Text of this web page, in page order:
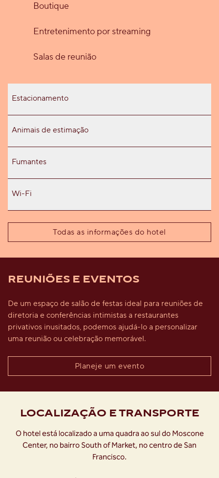
Boutique
Entretenimento por streaming
Salas de reunião
Estacionamento
Animais de estimação
Fumantes
Wi-Fi
Todas as informações do hotel
REUNIÕES E EVENTOS
De um espaço de salão de festas ideal para reuniões de
diretoria e conferências intimistas a restaurantes
privativos inusitados, podemos ajudá-lo a personalizar
uma reunião ou celebração memorável.
Planeje um evento
LOCALIZAÇÃO E TRANSPORTE
O hotel está localizado a uma quadra ao sul do Moscone
Center, no bairro South of Market, no centro de San
Francisco.